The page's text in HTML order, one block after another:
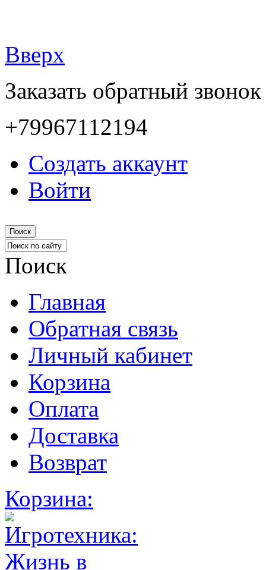
Вверх
Заказать обратный звонок
+79967112194
Создать аккаунт
Войти
Поиск
Поиск
Главная
Обратная связь
Личный кабинет
Корзина
Оплата
Доставка
Возврат
Корзина: